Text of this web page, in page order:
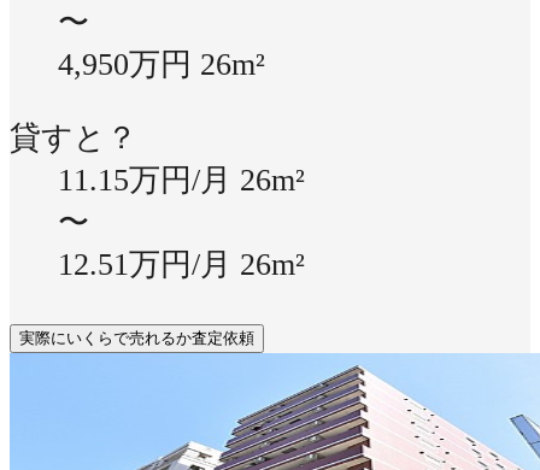
〜
4,950万円 26m²
貸すと？
11.15万円/月 26m²
〜
12.51万円/月 26m²
実際にいくらで売れるか査定依頼